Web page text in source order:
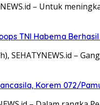
– Untuk
TNI Habema
SEHATYNEWS.id –
Korem 072/